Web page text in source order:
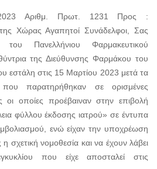
Αριθμ. Πρωτ. 1231 Προς :
Χώρας Αγαπητοί Συνάδελφοι, Σας
του Πανελλήνιου Φαρμακευτικού
της Διεύθυνσης Φαρμάκου του
εστάλη στις 15 Μαρτίου 2023 μετά τα
που παρατηρήθηκαν σε ορισμένες
οι οποίες προέβαιναν στην επιβολή
φύλλου έκδοσης ιατρού» σε έντυπα
εμβολιασμού, ενώ είχαν την υποχρέωση
σχετική νομοθεσία και να έχουν λάβει
που είχε αποσταλεί στις